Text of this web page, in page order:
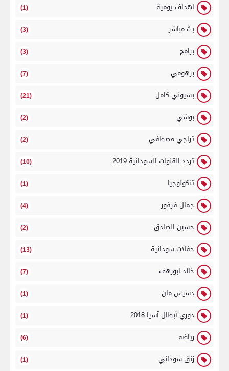
اهداف يومية (1)
بث مباشر (3)
برامج (3)
برهومي (7)
بسيوني كامل (21)
بوشي (2)
تراجي مصطفي (2)
تردد القنوات السودانية 2019 (10)
تنكولوجيا (1)
جمال فرفور (4)
حسين الصادق (2)
حفلات سودانية (13)
خالد ابورهف (7)
دسيس مان (1)
دوري أبطال آسيا 2018 (1)
رياضه (6)
زنق سوداني (1)